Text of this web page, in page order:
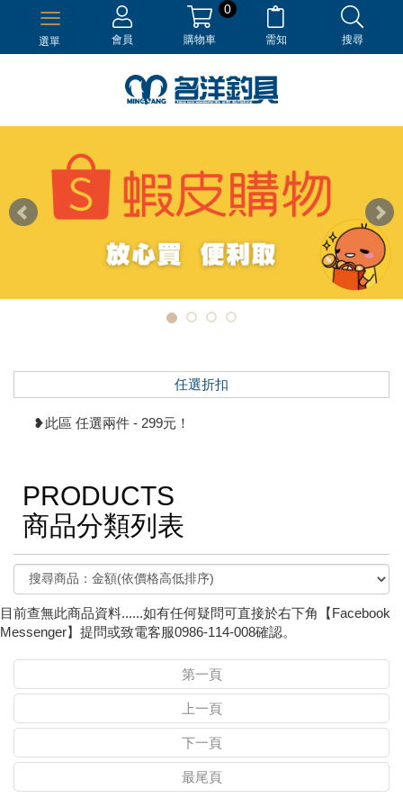
選單 會員 購物車
0
需知 搜尋
任選折扣
❥此區 任選兩件 - 299元！
PRODUCTS
商品分類列表
目前查無此商品資料......如有任何疑問可直接於右下角【Facebook
Messenger】提問或致電客服0986-114-008確認。
第一頁
上一頁
下一頁
最尾頁